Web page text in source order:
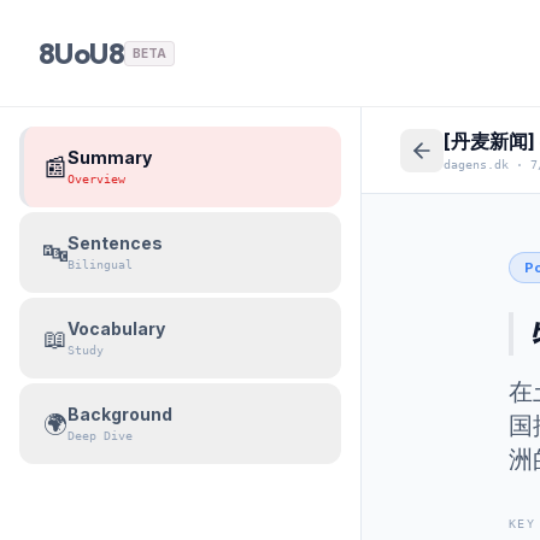
8UoU8 BETA
📰Summary
Overview
🔤Sentences
Bilingual
📖Vocabulary
Study
🌍Background
Deep Dive
[丹麦新闻]
dagens.dk ·
在
国
洲